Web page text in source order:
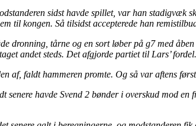
sidst havde spillet, var han stadigvæk
til kongen. Så tilsidst accepterede han
dronning, tårne og en sort løber på g7 med
andet steds. Det afgjorde partiet til Lars’ fordel.
af, faldt hammeren promte. Og så var aftens
havde Svend 2 bønder i overskud mod